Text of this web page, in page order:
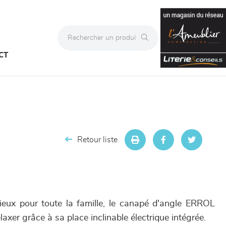
Retour liste
pour toute la famille, le canapé d'angle ERROL
grâce à sa place inclinable électrique intégrée.